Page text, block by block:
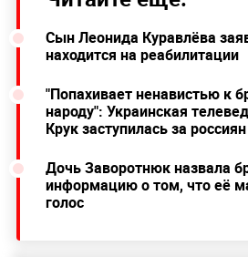
Сын Леонида Куравлёва
находится на реабилитации
"Попахивает ненавистью к
народу": Украинская
Крук заступилась за россиян
Дочь Заворотнюк назвала
информацию о том, что её
голос